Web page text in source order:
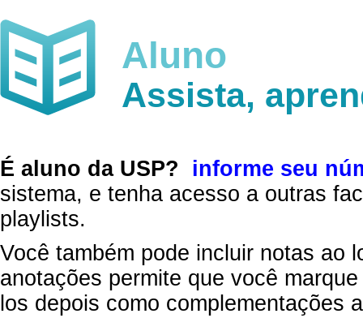
Aluno
Assista,
É aluno da USP?
informe seu
sistema, e tenha acesso a outras
playlists.
Você também pode incluir notas ao
anotações permite que você
los depois como complementações